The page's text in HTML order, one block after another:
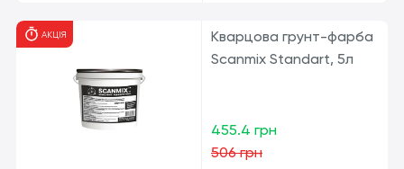
АКЦІЯ
Кварцова грунт-фарба
Scanmix Standart, 5л
455.4 грн
506 грн